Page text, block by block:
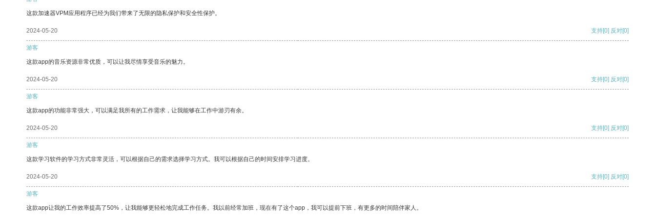
这款加速器VPM应用程序已经为我们带来了无限的隐私保护和安全性保护。
2024-05-20 支持[0] 反对[0]
游客
这款app的音乐资源非常优质，可以让我尽情享受音乐的魅力。
2024-05-20 支持[0] 反对[0]
游客
这款app的功能非常强大，可以满足我所有的工作需求，让我能够在工作中游刃有余。
2024-05-20 支持[0] 反对[0]
游客
这款学习软件的学习方式非常灵活，可以根据自己的需求选择学习方式。我可以根据自己的时间安排学习进度。
2024-05-20 支持[0] 反对[0]
游客
这款app让我的工作效率提高了50%，让我能够更轻松地完成工作任务。我以前经常加班，现在有了这个app，我可以提前下班，有更多的时间陪伴家人。